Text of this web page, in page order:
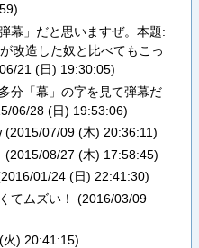
)
幕」だと思いますぜ。本題:
造した奴と比べてもこっ
21 (日) 19:30:05)
分「幕」の字を見て弾幕だ
06/28 (日) 19:53:06)
(2015/07/09 (木) 20:36:11)
(2015/08/27 (木) 17:58:45)
2016/01/24 (日) 22:41:30)
てムズい！ (2016/03/09
) 20:41:15)